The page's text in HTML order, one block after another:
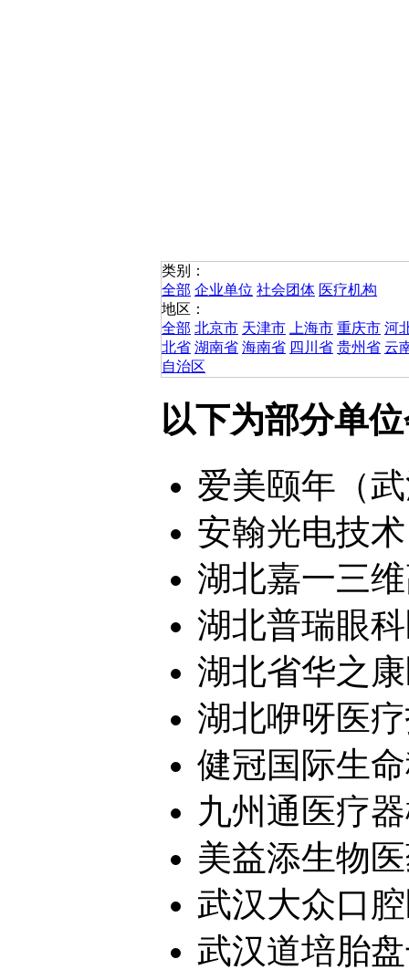
类别：
全部 企业单位 社会团体 医疗机构
地区：
全部 北京市 天津市 上海市 重庆市 河
北省 湖南省 海南省 四川省 贵州省 云
自治区
以下为部分单
爱美颐年（
安翰光电技
湖北嘉一三
湖北普瑞眼
湖北省华之
湖北咿呀医
健冠国际生
九州通医疗
美益添生物
武汉大众口
武汉道培胎